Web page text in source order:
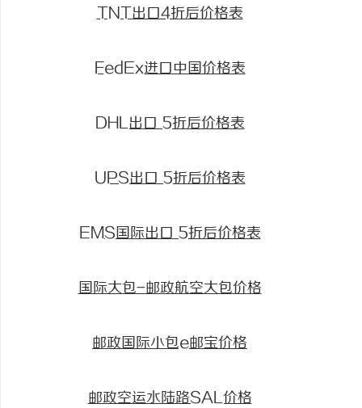
TNT出口4折后价格表
FedEx进口中国价格表
DHL出口 5折后价格表
UPS出口 5折后价格表
EMS国际出口 5折后价格表
国际大包-邮政航空大包价格
邮政国际小包e邮宝价格
邮政空运水陆路SAL价格